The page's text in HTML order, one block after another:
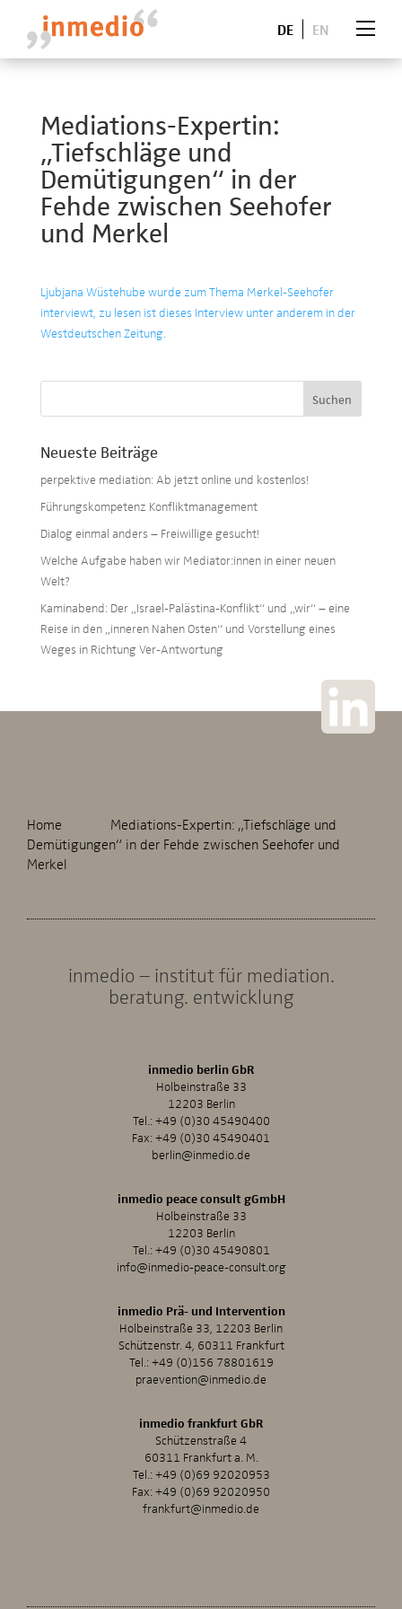
DE EN
Mediations-Expertin:
„Tiefschläge und
Demütigungen“ in der
Fehde zwischen Seehofer
und Merkel
Ljubjana Wüstehube wurde zum Thema Merkel-Seehofer
interviewt, zu lesen ist dieses Interview unter anderem in der
Westdeutschen Zeitung.
Neueste Beiträge
perpektive mediation: Ab jetzt online und kostenlos!
Führungskompetenz Konfliktmanagement
Dialog einmal anders – Freiwillige gesucht!
Welche Aufgabe haben wir Mediator:innen in einer neuen
Welt?
Kaminabend: Der „Israel-Palästina-Konflikt“ und „wir“ – eine
Reise in den „inneren Nahen Osten“ und Vorstellung eines
Weges in Richtung Ver-Antwortung
Home
Mediations-Expertin: „Tiefschläge und
Demütigungen“ in der Fehde zwischen Seehofer und
Merkel
inmedio – institut für mediation.
beratung. entwicklung
inmedio berlin GbR
Holbeinstraße 33
12203 Berlin
Tel.:+49 (0)30 45490400
Fax: +49 (0)30 45490401
berlin@inmedio.de
inmedio peace consult gGmbH
Holbeinstraße 33
12203 Berlin
Tel.:+49 (0)30 45490801
info@inmedio-peace-consult.org
inmedio Prä- und Intervention
Holbeinstraße 33, 12203 Berlin
Schützenstr. 4, 60311 Frankfurt
Tel.:+49 (0)156 78801619
praevention@inmedio.de
inmedio frankfurt GbR
Schützenstraße 4
60311 Frankfurt a. M.
Tel.:+49 (0)69 92020953
Fax: +49 (0)69 92020950
frankfurt@inmedio.de